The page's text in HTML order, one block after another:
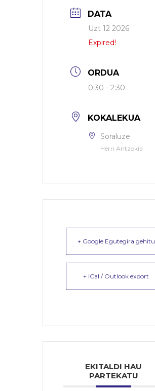
DATA
Uzt 12 2026
Expired!
ORDUA
0:30 - 2:30
KOKALEKUA
Soraluze
Herri Antzokia
+ Google Egutegira gehitu
+ iCal / Outlook export
EKITALDI HAU
PARTEKATU